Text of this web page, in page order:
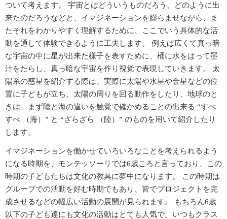
ついて考えます。 宇宙とはどういうものだろう、どのように出
来たのだろうなどと、イマジネーションを膨らませながら、ま
たそれをわかりやすく理解するために、ここでいう具体的な活
動を通して体験できるように工夫します。 例えば広くて真っ暗
な宇宙の中に星が出来た様子を表すために、桶に水をはって墨
汁をたらし、真っ暗な宇宙を作り視覚で表現していきます。 太
陽系の惑星を紹介する際は、実際に太陽や水星や金星などの位
置に子どもが立ち、太陽の周りを回る動作をしたり、地球のと
きは、まず陸と海の違いを触覚で確かめることの出来る “すべ
すべ （海）” と “ざらざら （陸）” のものを用いて紹介したり
します。
イマジネーションを働かせていろいろなことを考えられるよう
になる時期を、モンテッソーリでは6歳ころと言っており、この
時期の子どもたちは文化の教具に夢中になります。 この時期は
グループでの活動を好む時期でもあり、皆でプロジェクトを完
成させるなどの幅広い活動の展開が見られます。 もちろん6歳
以下の子ども達にも文化の活動はとても人気で、いつもクラス